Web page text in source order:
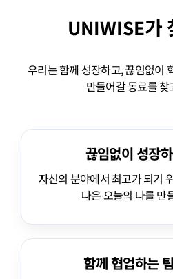
UNIWISE가
우리는 함께 성장하고, 끊임없이
만들어갈 동료를
끊임없이 성장
자신의 분야에서 최고가 되기
나은 오늘의 나를 만
함께 협업하는